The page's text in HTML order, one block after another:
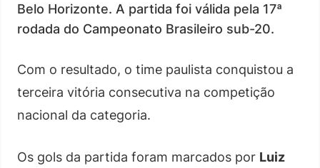
Belo Horizonte. A partida foi válida pela 17ª
rodada do Campeonato Brasileiro sub-20.
Com o resultado, o time paulista conquistou a
terceira vitória consecutiva na competição
nacional da categoria.
Os gols da partida foram marcados por Luiz